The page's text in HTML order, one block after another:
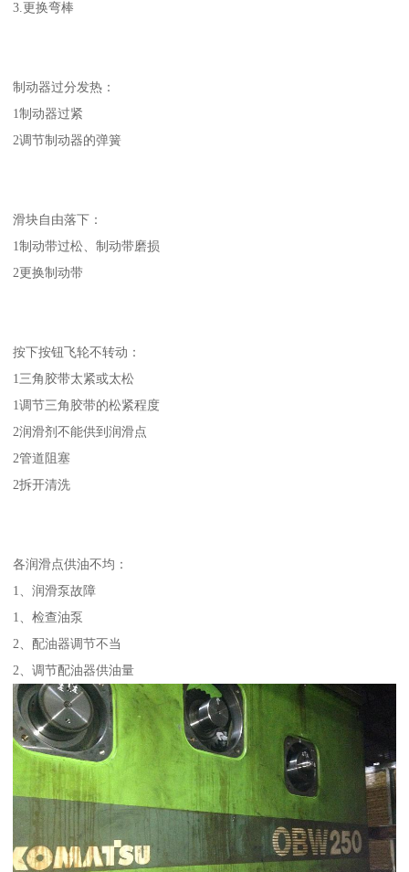
3.更换弯棒
制动器过分发热：
1制动器过紧
2调节制动器的弹簧
滑块自由落下：
1制动带过松、制动带磨损
2更换制动带
按下按钮飞轮不转动：
1三角胶带太紧或太松
1调节三角胶带的松紧程度
2润滑剂不能供到润滑点
2管道阻塞
2拆开清洗
各润滑点供油不均：
1、润滑泵故障
1、检查油泵
2、配油器调节不当
2、调节配油器供油量